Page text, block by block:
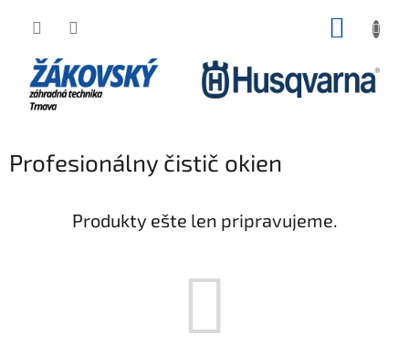
Profesionálny čistič okien
Produkty ešte len pripravujeme.